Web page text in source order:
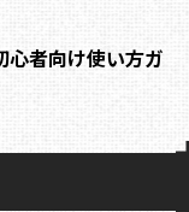
者向け使い方ガ